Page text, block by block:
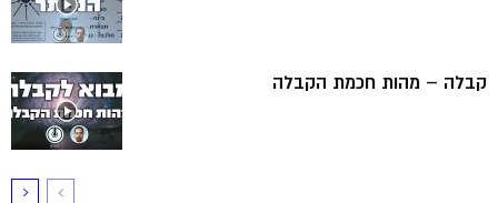
קבלה – מהות חכמת הקבלה